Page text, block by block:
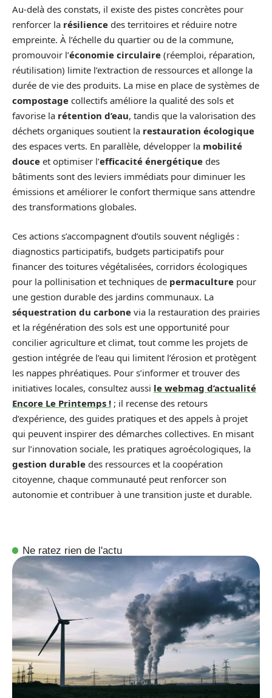
Au-delà des constats, il existe des pistes concrètes pour
renforcer la résilience des territoires et réduire notre
empreinte. À l’échelle du quartier ou de la commune,
promouvoir l’économie circulaire (réemploi, réparation,
réutilisation) limite l’extraction de ressources et allonge la
durée de vie des produits. La mise en place de systèmes de
compostage collectifs améliore la qualité des sols et
favorise la rétention d’eau, tandis que la valorisation des
déchets organiques soutient la restauration écologique
des espaces verts. En parallèle, développer la mobilité
douce et optimiser l’efficacité énergétique des
bâtiments sont des leviers immédiats pour diminuer les
émissions et améliorer le confort thermique sans attendre
des transformations globales.
Ces actions s’accompagnent d’outils souvent négligés :
diagnostics participatifs, budgets participatifs pour
financer des toitures végétalisées, corridors écologiques
pour la pollinisation et techniques de permaculture pour
une gestion durable des jardins communaux. La
séquestration du carbone via la restauration des prairies
et la régénération des sols est une opportunité pour
concilier agriculture et climat, tout comme les projets de
gestion intégrée de l’eau qui limitent l’érosion et protègent
les nappes phréatiques. Pour s’informer et trouver des
initiatives locales, consultez aussi le webmag d’actualité
Encore Le Printemps ! ; il recense des retours
d’expérience, des guides pratiques et des appels à projet
qui peuvent inspirer des démarches collectives. En misant
sur l’innovation sociale, les pratiques agroécologiques, la
gestion durable des ressources et la coopération
citoyenne, chaque communauté peut renforcer son
autonomie et contribuer à une transition juste et durable.
Ne ratez rien de l'actu